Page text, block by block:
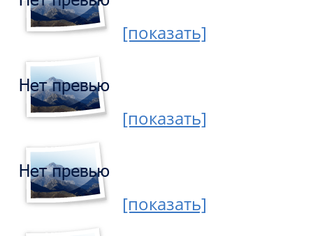
[показать]
[показать]
[показать]